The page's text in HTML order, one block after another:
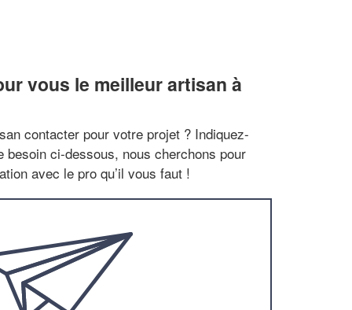
vous le meilleur artisan à
contacter pour votre projet ? Indiquez-
besoin ci-dessous, nous cherchons pour
avec le pro qu’il vous faut !